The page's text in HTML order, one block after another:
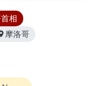
相
摩洛哥